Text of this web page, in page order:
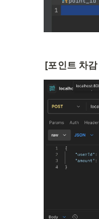
[포인트 차